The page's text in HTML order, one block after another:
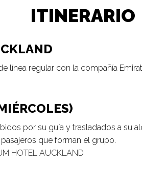
ITINERARIO
línea regular con la compañía
por su guía y trasladados a su
que forman el grupo.
HOTEL AUCKLAND